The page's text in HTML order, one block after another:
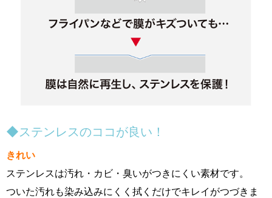
◆ステンレスのココが良い！
きれい
ステンレスは汚れ・カビ・臭いがつきにくい素材です。
ついた汚れも染み込みにくく拭くだけでキレイがつづきま